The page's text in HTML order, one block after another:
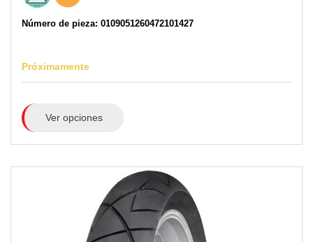
Número de pieza: 0109051260472101427
Próximamente
Ver opciones